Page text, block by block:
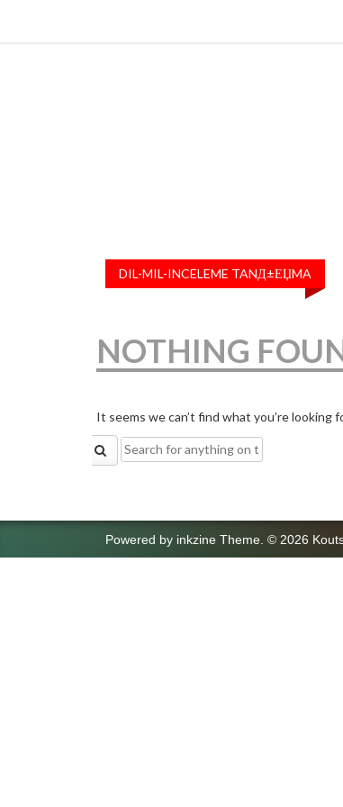
DIL-MIL-INCELEME TANД±ЕЏMA
NOTHING
It seems we can’t find what you’re looking
Search
for:
Powered by inkzine Theme © 2026